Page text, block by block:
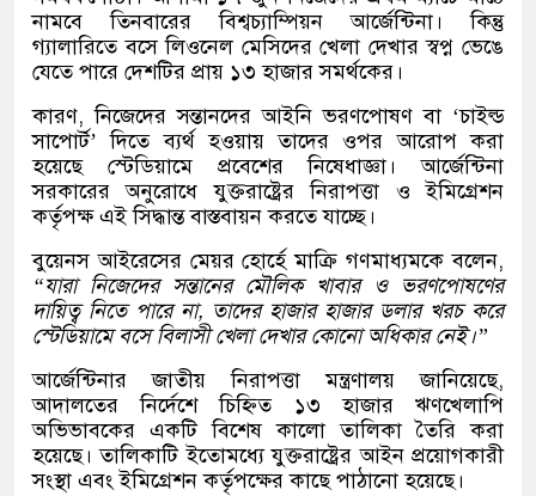
নামবে তিনবারের বিশ্বচ্যাম্পিয়ন আর্জেন্টিনা। কিন্তু
গ্যালারিতে বসে লিওনেল মেসিদের খেলা দেখার স্বপ্ন ভেঙে
যেতে পারে দেশটির প্রায় ১৩ হাজার সমর্থকের।
কারণ, নিজেদের সন্তানদের আইনি ভরণপোষণ বা ‘চাইল্ড
সাপোর্ট’ দিতে ব্যর্থ হওয়ায় তাদের ওপর আরোপ করা
হয়েছে স্টেডিয়ামে প্রবেশের নিষেধাজ্ঞা। আর্জেন্টিনা
সরকারের অনুরোধে যুক্তরাষ্ট্রের নিরাপত্তা ও ইমিগ্রেশন
কর্তৃপক্ষ এই সিদ্ধান্ত বাস্তবায়ন করতে যাচ্ছে।
বুয়েনস আইরেসের মেয়র হোর্হে মাক্রি গণমাধ্যমকে বলেন,
“যারা নিজেদের সন্তানের মৌলিক খাবার ও ভরণপোষণের
দায়িত্ব নিতে পারে না, তাদের হাজার হাজার ডলার খরচ করে
স্টেডিয়ামে বসে বিলাসী খেলা দেখার কোনো অধিকার নেই।”
আর্জেন্টিনার জাতীয় নিরাপত্তা মন্ত্রণালয় জানিয়েছে,
আদালতের নির্দেশে চিহ্নিত ১৩ হাজার ঋণখেলাপি
অভিভাবকের একটি বিশেষ কালো তালিকা তৈরি করা
হয়েছে। তালিকাটি ইতোমধ্যে যুক্তরাষ্ট্রের আইন প্রয়োগকারী
সংস্থা এবং ইমিগ্রেশন কর্তৃপক্ষের কাছে পাঠানো হয়েছে।